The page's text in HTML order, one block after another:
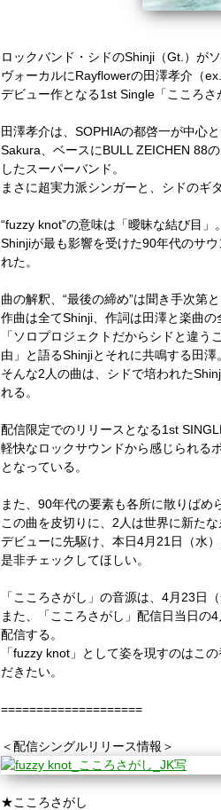
ロックバンド・シドのShinji（Gt.）が
ヴォーカルにRayflowerの田澤孝介（ex.
デビュー作となる1st Single「こころ
田澤孝介は、SOPHIAの都啓一が中心
Sakura、ベースにBULL ZEICHEN 88
したスーパーバンド。
まさに超実力派シンガーと、シドのギ
“fuzzy knot”の意味は「曖昧な結び目」。
Shinjiが最も影響を受けた90年代のサウ
れた。
曲の解釈、“最後の締め”は聞き手次第
作曲は全てShinji、作詞は田澤と楽曲の
「ソロプロジェクトだからシドと違う
由」と語るShinjiとそれに共鳴する田澤。
そんな2人の曲は、シドで培われた
れる。
配信限定でのリリースとなる1st
軽快なロックサウンドから感じられる
となっている。
また、90年代の要素も各所に散りば
この曲を皮切りに、2人は世界に新た
デビューに先駆け、本日4月21日（水
是非チェックしてほしい。
「こころさがし」の音源は、4月23日
また、「こころさがし」配信日当日の
配信する。
「fuzzy knot」として姿を現すのはこの
だきたい。
====================
＜配信シングルリリース情報＞
★こころさがし